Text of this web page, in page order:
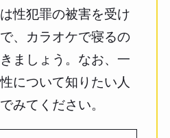
性犯罪の被害を受け
、カラオケで寝るの
ましょう。なお、一
について知りたい人
みてください。